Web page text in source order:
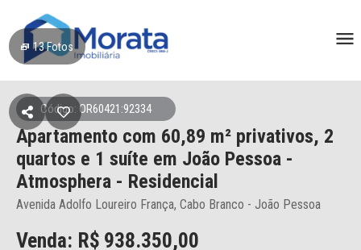
13Fotos
Código: OR60421:92334
Apartamento com 60,89 m² privativos, 2
quartos e 1 suíte em João Pessoa -
Atmosphera - Residencial
Avenida Adolfo Loureiro França, Cabo Branco - João Pessoa
Venda: R$ 938.350,00